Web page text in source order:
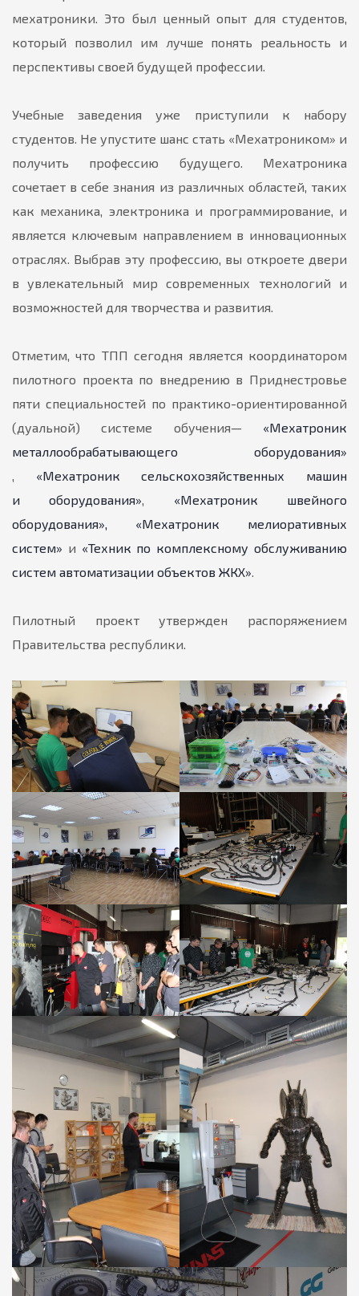
мехатроники. Это был ценный опыт для студентов,
который позволил им лучше понять реальность и
перспективы своей будущей профессии.
Учебные заведения уже приступили к набору
студентов. Не упустите шанс стать «Мехатроником» и
получить профессию будущего. Мехатроника
сочетает в себе знания из различных областей, таких
как механика, электроника и программирование, и
является ключевым направлением в инновационных
отраслях. Выбрав эту профессию, вы откроете двери
в увлекательный мир современных технологий и
возможностей для творчества и развития.
Отметим, что ТПП сегодня является координатором
пилотного проекта по внедрению в Приднестровье
пяти специальностей по практико-ориентированной
(дуальной) системе обучения— «Мехатроник
металлообрабатывающего оборудования»
, «Мехатроник сельскохозяйственных машин
и оборудования», «Мехатроник швейного
оборудования», «Мехатроник мелиоративных
систем» и «Техник по комплексному обслуживанию
систем автоматизации объектов ЖКХ».
Пилотный проект утвержден распоряжением
Правительства республики.